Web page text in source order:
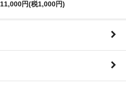
11,000円(税1,000円)